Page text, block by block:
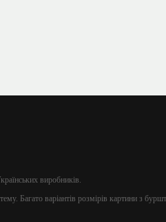
виробників.
Багато варіантів розмірів картини з